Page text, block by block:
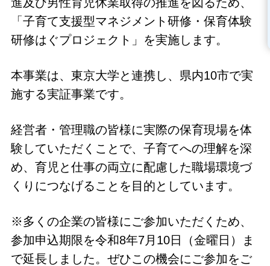
「子育て支援型マネジメント研修・保育体験
研修はぐプロジェクト」を実施します。
本事業は、東京大学と連携し、県内10市で実
施する実証事業です。
経営者・管理職の皆様に実際の保育現場を体
験していただくことで、子育てへの理解を深
め、育児と仕事の両立に配慮した職場環境づ
くりにつなげることを目的としています。
※多くの企業の皆様にご参加いただくため、
参加申込期限を令和8年7月10日（金曜日）ま
で延長しました。ぜひこの機会にご参加をご